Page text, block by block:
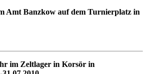
Amt Banzkow auf dem Turnierplatz in
im Zeltlager in Korsör in